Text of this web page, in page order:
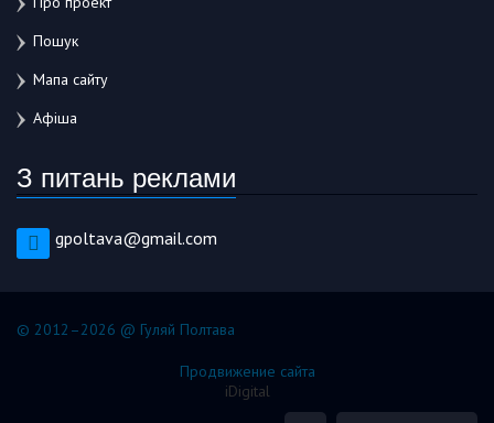
Пошук
Мапа сайту
Афіша
З питань реклами
gpoltava@gmail.com
© 2012–2026 @ Гуляй Полтава
Продвижение сайта
iDigital